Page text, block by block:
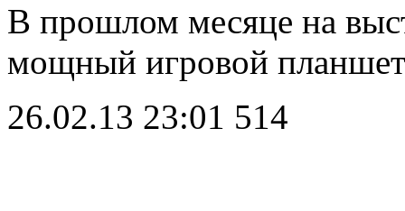
В прошлом месяце на
мощный игровой
26.02.13 23:01 514